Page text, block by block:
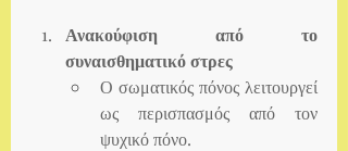
Ανακούφιση από το
συναισθηματικό στρες
Ο σωματικός πόνος λειτουργεί
ως περισπασμός από τον
ψυχικό πόνο.